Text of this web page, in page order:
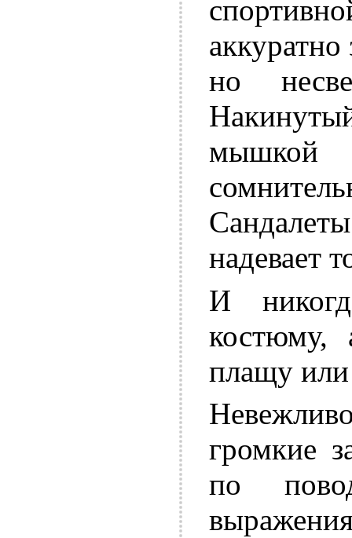
но
надевает
И
костюму,
плащу или
громкие
по